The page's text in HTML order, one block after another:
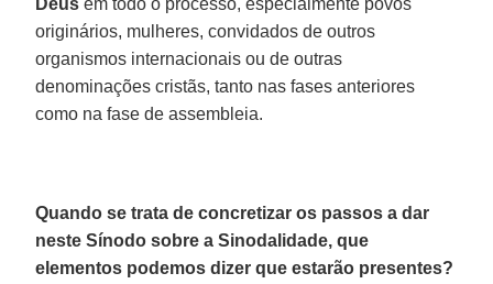
originários, mulheres, convidados de outros
organismos internacionais ou de outras
denominações cristãs, tanto nas fases anteriores
como na fase de assembleia.
Quando se trata de concretizar os passos a dar
neste Sínodo sobre a Sinodalidade, que
elementos podemos dizer que estarão presentes?